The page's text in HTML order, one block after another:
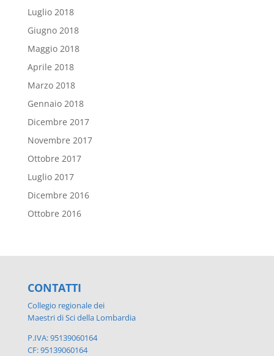
Luglio 2018
Giugno 2018
Maggio 2018
Aprile 2018
Marzo 2018
Gennaio 2018
Dicembre 2017
Novembre 2017
Ottobre 2017
Luglio 2017
Dicembre 2016
Ottobre 2016
CONTATTI
Collegio regionale dei
Maestri di Sci della Lombardia
P.IVA: 95139060164
CF: 95139060164